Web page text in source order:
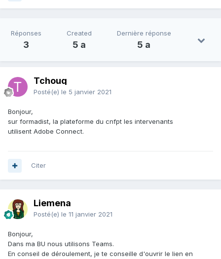
Réponses
3
Created
5 a
Dernière réponse
5 a
Tchouq
Posté(e) le 5 janvier 2021
Bonjour,
sur formadist, la plateforme du cnfpt les intervenants
utilisent Adobe Connect.
Citer
Liemena
Posté(e) le 11 janvier 2021
Bonjour,
Dans ma BU nous utilisons Teams.
En conseil de déroulement, je te conseille d'ouvrir le lien en